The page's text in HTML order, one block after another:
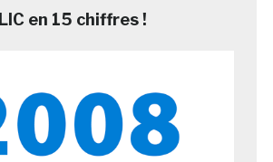
en 15 chiffres !